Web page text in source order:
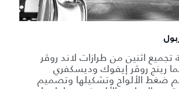
اثنين من طرازات لاند روڤر
رينج روڤر إيفوك وديسكفري
ضغط الألواح وتشكيلها وتصميم